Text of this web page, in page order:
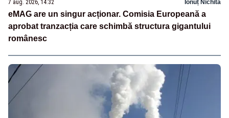
7 aug. 2026, 14:32 Ionuț Nichita
eMAG are un singur acționar. Comisia Europeană a
aprobat tranzacția care schimbă structura gigantului
românesc